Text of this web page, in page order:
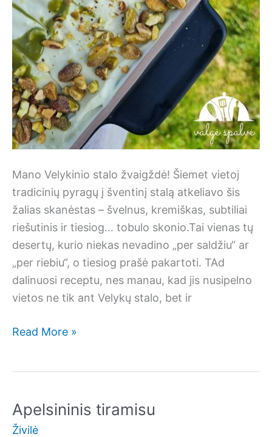
Mano Velykinio stalo žvaigždė! Šiemet vietoj
tradicinių pyragų į šventinį stalą atkeliavo šis
žalias skanėstas – švelnus, kremiškas, subtiliai
riešutinis ir tiesiog… tobulo skonio.Tai vienas tų
desertų, kurio niekas nevadino „per saldžiu“ ar
„per riebiu“, o tiesiog prašė pakartoti. TAd
dalinuosi receptu, nes manau, kad jis nusipelno
vietos ne tik ant Velykų stalo, bet ir
Pistacinis
Read More »
Apelsininis tiramisu
Živilė